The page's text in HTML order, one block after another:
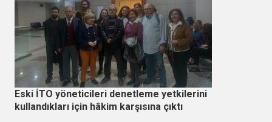
Eski İTO yöneticileri denetleme yetkilerini
kullandıkları için hâkim karşısına çıktı